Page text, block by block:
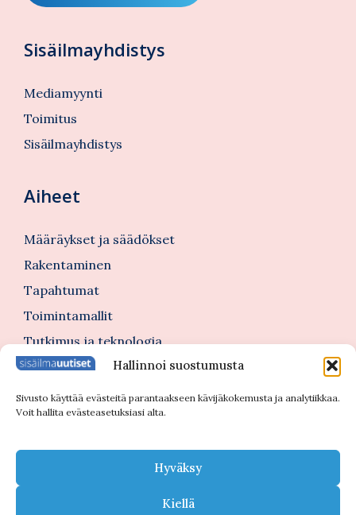
Hallinnoi suostumusta
Sivusto käyttää evästeitä parantaakseen kävijäkokemusta ja analytiikkaa.
Voit hallita evästeasetuksiasi alta.
Hyväksy
Kiellä
Sisäilmayhdistys
Mediamyynti
Toimitus
Sisäilmayhdistys
Aiheet
Määräykset ja säädökset
Rakentaminen
Tapahtumat
Toimintamallit
Tutkimus ja teknologia
Tutustu myös